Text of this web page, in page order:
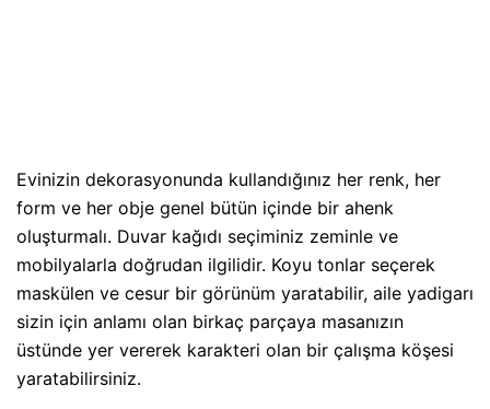
Evinizin dekorasyonunda kullandığınız her renk, her
form ve her obje genel bütün içinde bir ahenk
oluşturmalı. Duvar kağıdı seçiminiz zeminle ve
mobilyalarla doğrudan ilgilidir. Koyu tonlar seçerek
maskülen ve cesur bir görünüm yaratabilir, aile yadigarı
sizin için anlamı olan birkaç parçaya masanızın
üstünde yer vererek karakteri olan bir çalışma köşesi
yaratabilirsiniz.